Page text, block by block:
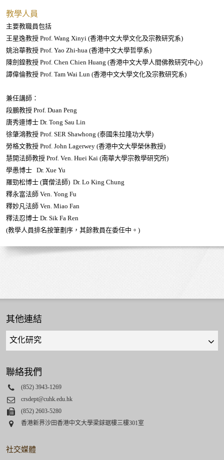
教學人員
主要教職員包括
王星逸教授 Prof. Wang Xinyi (香港中文大學文化及宗教研究系)
姚治華教授 Prof. Yao Zhi-hua (香港中文大學哲學系)
陳劍鍠教授 Prof. Chen Chien Huang (香港中文大學人間佛教研究中心)
譚偉倫教授 Prof. Tam Wai Lun (香港中文大學文化及宗教研究系)
兼任講師：
段鵬教授 Prof. Duan Peng
唐秀連博士 Dr. Tong Sau Lin
徐肇鴻教授 Prof. SER Shawhong (泰國朱拉隆功大學)
勞格文教授 Prof. John Lagerwey (香港中文大學榮休教授)
慧開法師教授 Prof. Ven. Huei Kai (南華大學宗教學研究所)
學愚博士 Dr. Xue Yu
羅勁松博士 (寶僧法師) Dr. Lo King Chung
釋永富法師 Ven. Yong Fu
釋妙凡法師 Ven. Miao Fan
釋法忍博士 Dr. Sik Fa Ren
(教學人員排名按筆劃序，其餘教員在委任中。)
其他連結
Quick
links
select
聯絡我們
Phone
(852) 3943-1269
Email
crsdept@cuhk.edu.hk
Fax(852) 2603-5280
Address
香港新界沙田香港中文大學梁銶琚樓三樓301室
社交媒體